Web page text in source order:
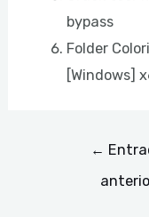
bypass
Folder
[Windows]
←